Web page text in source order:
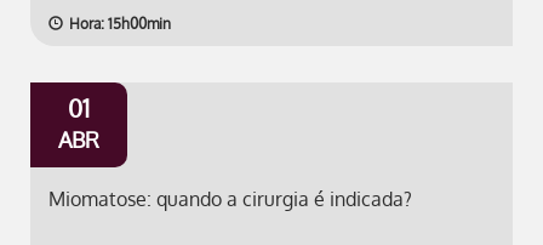
Hora: 15h00min
01
ABR
Miomatose: quando a cirurgia é indicada?